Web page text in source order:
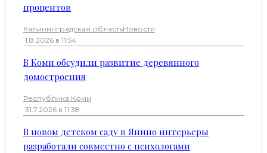
процентов
Калининградская областьНовости
·1.8.2026 в 11:54
В Коми обсудили развитие деревянного
домостроения
Республика Коми
·31.7.2026 в 11:38
В новом детском саду в Янино интерьеры
разработали совместно с психологами